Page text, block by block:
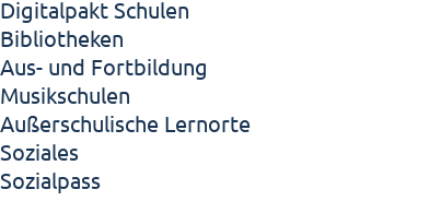
Digitalpakt Schulen
Bibliotheken
Aus- und Fortbildung
Musikschulen
Außerschulische Lernorte
Soziales
Sozialpass